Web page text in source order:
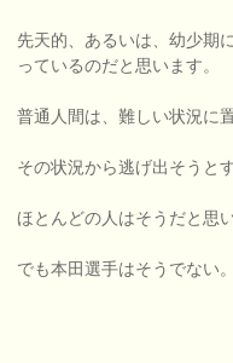
先天的、あるいは、幼少期
っているのだと思います。
普通人間は、難しい状況に
その状況から逃げ出そうと
ほとんどの人はそうだと思
でも本田選手はそうでない。